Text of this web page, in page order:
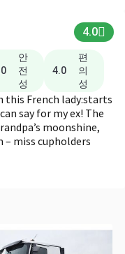
4.0
안
전
성
4.0
편
의
성
this French lady:starts
say for my ex! The
moonshine,
– miss cupholders
tip: grease the